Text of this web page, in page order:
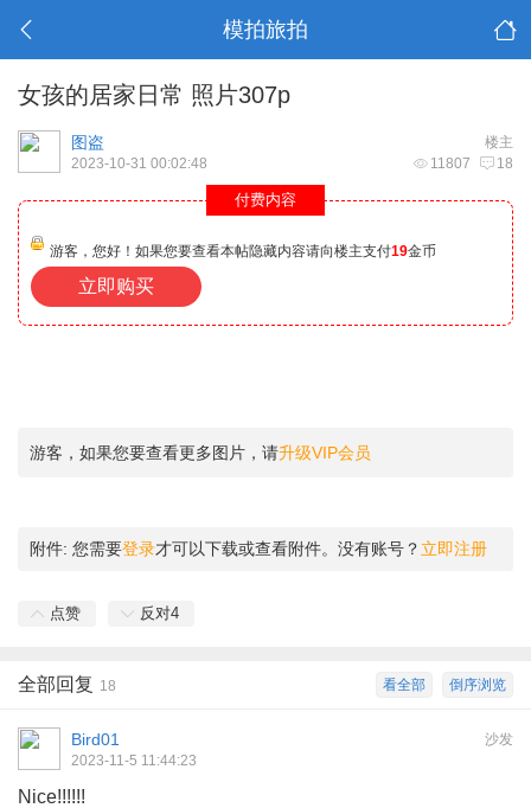
模拍旅拍
女孩的居家日常 照片307p
楼主
图盗
11807 18
2023-10-31 00:02:48
付费内容
游客，您好！如果您要查看本帖隐藏内容请向楼主支付19金币
立即购买
游客，如果您要查看更多图片，请升级VIP会员
附件: 您需要登录才可以下载或查看附件。没有账号？ 立即注册
点赞 反对4
倒序浏览
看全部
全部回复 18
沙发
Bird01
2023-11-5 11:44:23
Nice!!!!!!